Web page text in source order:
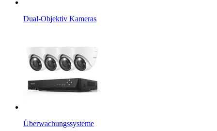
Dual-Objektiv Kameras
Überwachungssysteme